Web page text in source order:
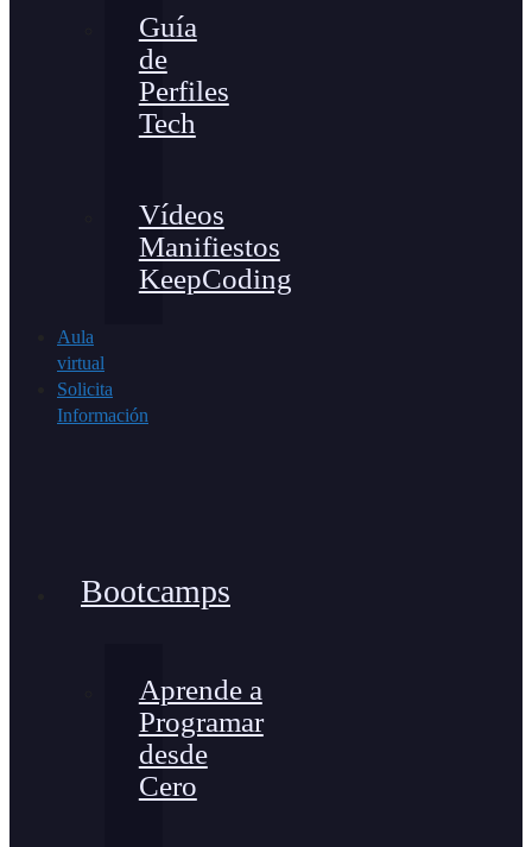
Guía
de
Perfiles
Tech
Vídeos
Manifiestos
KeepCoding
Aula
virtual
Solicita
Información
Bootcamps
Aprende a
Programar
desde
Cero